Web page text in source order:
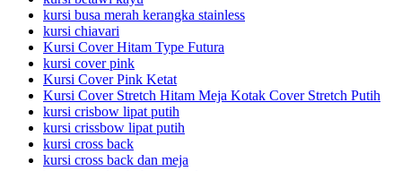
kursi busa merah kerangka stainless
kursi chiavari
Kursi Cover Hitam Type Futura
kursi cover pink
Kursi Cover Pink Ketat
Kursi Cover Stretch Hitam Meja Kotak Cover Stretch Putih
kursi crisbow lipat putih
kursi crissbow lipat putih
kursi cross back
kursi cross back dan meja